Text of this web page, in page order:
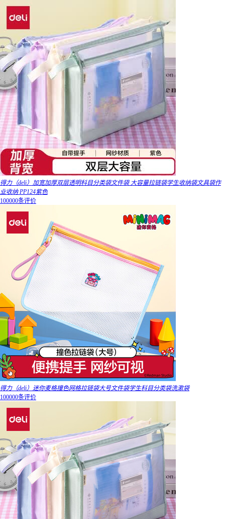
得力（deli）加宽加厚双层透明科目分类袋文件袋 大容量拉链袋学生收纳袋文具袋作
业收纳 PP124紫色
100000条评价
得力（deli）迷你麦格撞色网格拉链袋大号文件袋学生科目分类袋洗漱袋
100000条评价